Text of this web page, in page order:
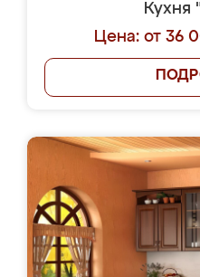
Кухня
Цена: от 36